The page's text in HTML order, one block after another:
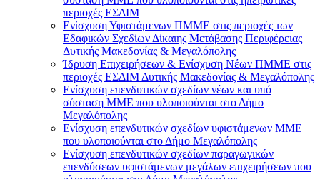
περιοχές ΕΣΔΙΜ
Ενίσχυση Υφιστάμενων ΠΜΜΕ στις περιοχές των
Εδαφικών Σχεδίων Δίκαιης Μετάβασης Περιφέρειας
Δυτικής Μακεδονίας & Μεγαλόπολης
Ίδρυση Επιχειρήσεων & Ενίσχυση Νέων ΠΜΜΕ στις
περιοχές ΕΣΔΙΜ Δυτικής Μακεδονίας & Μεγαλόπολης
Ενίσχυση επενδυτικών σχεδίων νέων και υπό
σύσταση ΜΜΕ που υλοποιούνται στο Δήμο
Μεγαλόπολης
Ενίσχυση επενδυτικών σχεδίων υφιστάμενων ΜΜΕ
που υλοποιούνται στο Δήμο Μεγαλόπολης
Ενίσχυση επενδυτικών σχεδίων παραγωγικών
επενδύσεων υφιστάμενων μεγάλων επιχειρήσεων που